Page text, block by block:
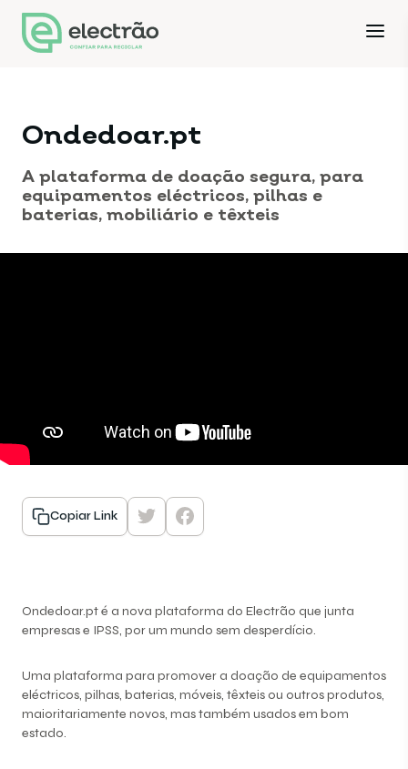
Ondedoar.pt
A plataforma de doação segura, para
equipamentos eléctricos, pilhas e
baterias, mobiliário e têxteis
Copiar Link
Ondedoar.pté a nova plataforma do Electrão que junta
empresas e IPSS, por um mundo sem desperdício.
Uma plataforma para promover a doação de equipamentos
eléctricos, pilhas, baterias, móveis, têxteis ou outros produtos,
maioritariamente novos, mas também usados em bom
estado.